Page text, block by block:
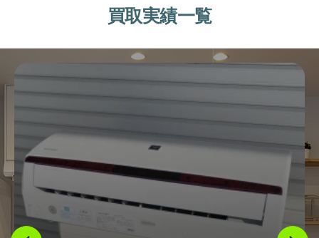
買取実績一覧